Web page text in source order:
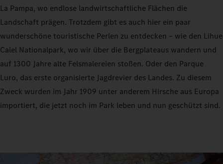
La Pampa, wo endlose landwirtschaftliche Flächen die
Landschaft prägen. Trotzdem gibt es auch hier ein paar
wunderschöne touristische Perlen zu entdecken – wie den Lihue
Calel Nationalpark, wo wir über die Bergplateaus wandern und
auf 1300 Jahre alte Felsmalereien stoßen. Oder den Parque
Luro, das erste organisierte Jagdrevier des Landes. Zu diesem
Zweck wurden im Jahr 1909 unter anderem Hirsche aus Europa
importiert, die jetzt noch im Park leben und nun geschützt sind.